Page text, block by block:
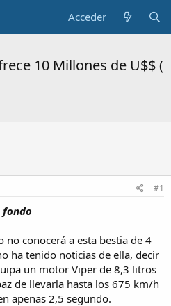
Acceder
10 Millones de U$$ (
#1
fondo
conocerá a esta bestia de 4
ha tenido noticias de ella, decir
un motor Viper de 8,3 litros
de llevarla hasta los 675 km/h
apenas 2,5 segundo.